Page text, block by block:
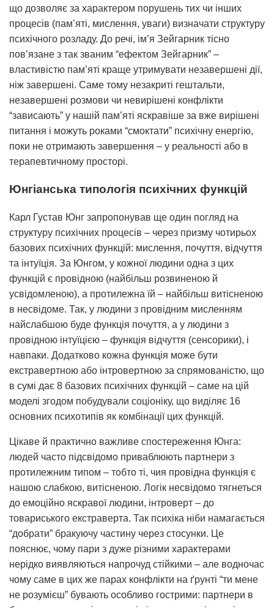
що дозволяє за характером порушень тих чи інших
процесів (пам’яті, мислення, уваги) визначати структуру
психічного розладу. До речі, ім’я Зейгарник тісно
пов’язане з так званим “ефектом Зейгарник” –
властивістю пам’яті краще утримувати незавершені дії,
ніж завершені. Саме тому незакриті гештальти,
незавершені розмови чи невирішені конфлікти
“зависають” у нашій пам’яті яскравіше за вже вирішені
питання і можуть роками “смоктати” психічну енергію,
поки не отримають завершення – у реальності або в
терапевтичному просторі.
Юнгіанська типологія психічних функцій
Карл Густав Юнг запропонував ще один погляд на
структуру психічних процесів – через призму чотирьох
базових психічних функцій: мислення, почуття, відчуття
та інтуїція. За Юнгом, у кожної людини одна з цих
функцій є провідною (найбільш розвиненою й
усвідомленою), а протилежна їй – найбільш витісненою
в несвідоме. Так, у людини з провідним мисленням
найслабшою буде функція почуття, а у людини з
провідною інтуїцією – функція відчуття (сенсорики), і
навпаки. Додатково кожна функція може бути
екстравертною або інтровертною за спрямованістю, що
в сумі дає 8 базових психічних функцій – саме на цій
моделі згодом побудували соціоніку, що виділяє 16
основних психотипів як комбінації цих функцій.
Цікаве й практично важливе спостереження Юнга:
людей часто підсвідомо приваблюють партнери з
протилежним типом – тобто ті, чия провідна функція є
нашою слабкою, витісненою. Логік несвідомо тягнеться
до емоційно яскравої людини, інтроверт – до
товариського екстраверта. Так психіка ніби намагається
“добрати” бракуючу частину через стосунки. Це
пояснює, чому пари з дуже різними характерами
нерідко виявляються напрочуд стійкими – але водночас
чому саме в цих же парах конфлікти на ґрунті “ти мене
не розумієш” бувають особливо гострими: партнери в